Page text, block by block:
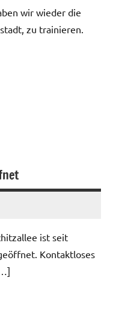
wir wieder die
zu trainieren.
ist seit
Kontaktloses